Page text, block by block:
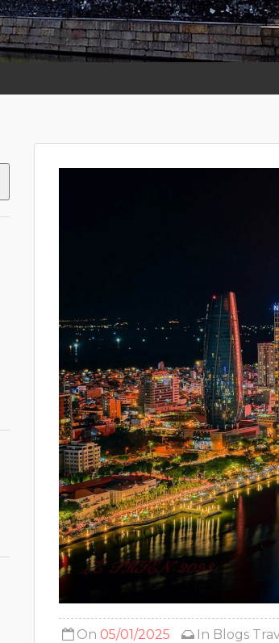
On 05/01/2025 In Blogs